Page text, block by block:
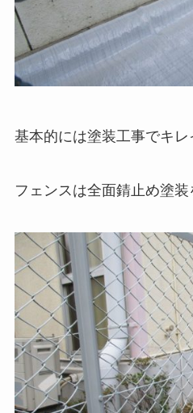
基本的には塗装工事でキレ
フェンスは全面錆止め塗装